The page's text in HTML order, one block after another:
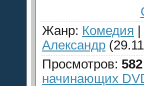
Жанр: Комедия |
Александр
Просмотров: 582
начинающих